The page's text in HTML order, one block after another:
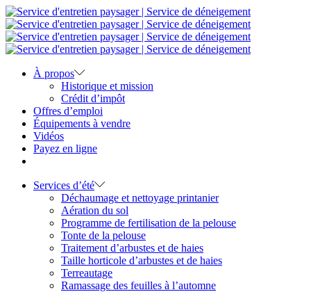
À propos
Historique et mission
Crédit d’impôt
Offres d’emploi
Équipements à vendre
Vidéos
Payez en ligne
Services d’été
Déchaumage et nettoyage printanier
Aération du sol
Programme de fertilisation de la pelouse
Tonte de la pelouse
Traitement d’arbustes et de haies
Taille horticole d’arbustes et de haies
Terreautage
Ramassage des feuilles à l’automne